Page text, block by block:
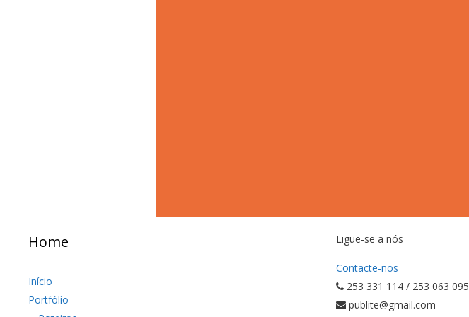
Home
Início
Portfólio
Ligue-se a nós
Contacte-nos
253 331 114 / 253 063 095
publite@gmail.com